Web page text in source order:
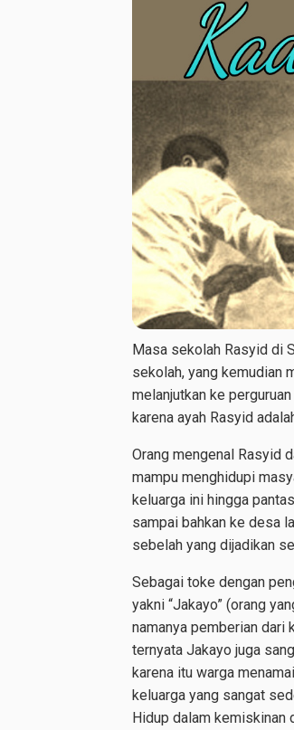
Masa sekolah Rasyid di
sekolah, yang kemudian
melanjutkan ke
karena ayah Rasyid
Orang mengenal Rasyid
mampu menghidupi
keluarga ini hingga
sampai bahkan ke desa
sebelah yang dijadikan
Sebagai toke dengan
yakni “Jakayo” (orang
namanya pemberian dari
ternyata Jakayo juga
karena itu warga
keluarga yang sangat
Hidup dalam kemiskinan